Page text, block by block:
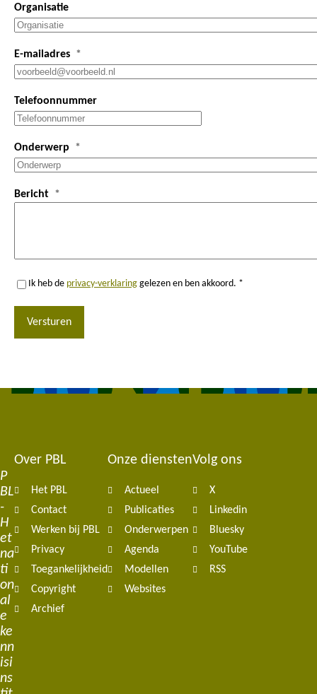
Organisatie
E-mailadres
Telefoonnummer
Onderwerp
Bericht
Ik heb de privacy-verklaring gelezen en ben akkoord. *
Versturen
P
BL
-
H
et
na
ti
on
al
e
ke
nn
isi
ns
Footer
navigation
Over PBL
Het PBL
Contact
Werken bij PBL
Privacy
Toegankelijkheid
Copyright
Archief
Onze diensten
Actueel
Publicaties
Onderwerpen
Agenda
Modellen
Websites
Volg ons
X
Linkedin
Bluesky
YouTube
RSS